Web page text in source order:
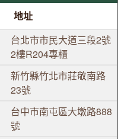
地址
台北市市民大道三段2號
2樓R204專櫃
新竹縣竹北市莊敬南路
23號
台中市南屯區大墩路888
號